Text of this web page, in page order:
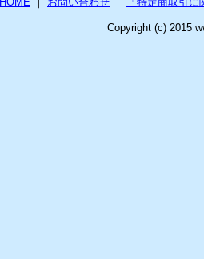
Copyright (c) 2015